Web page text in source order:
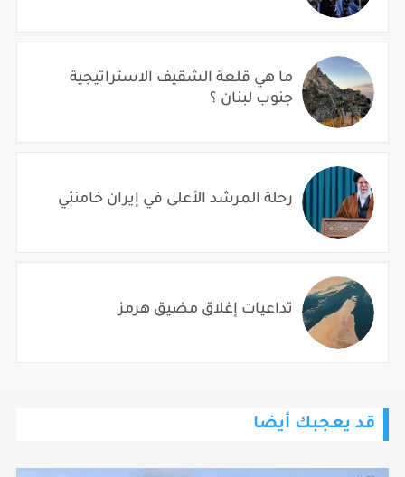
ما هي قلعة الشقيف الاستراتيجية
جنوب لبنان ؟
رحلة المرشد الأعلى في إيران خامنئي
تداعيات إغلاق مضيق هرمز
قد يعجبك أيضا